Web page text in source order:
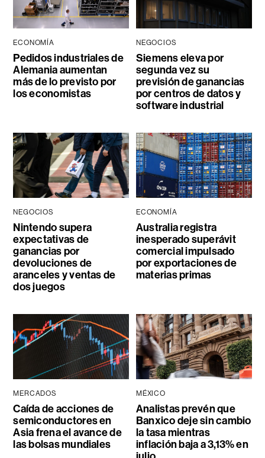
ECONOMÍA
Pedidos industriales de
Alemania aumentan
más de lo previsto por
los economistas
NEGOCIOS
Siemens eleva por
segunda vez su
previsión de ganancias
por centros de datos y
software industrial
NEGOCIOS
Nintendo supera
expectativas de
ganancias por
devoluciones de
aranceles y ventas de
dos juegos
ECONOMÍA
Australia registra
inesperado superávit
comercial impulsado
por exportaciones de
materias primas
MERCADOS
Caída de acciones de
semiconductores en
Asia frena el avance de
las bolsas mundiales
MÉXICO
Analistas prevén que
Banxico deje sin cambio
la tasa mientras
inflación baja a 3,13% en